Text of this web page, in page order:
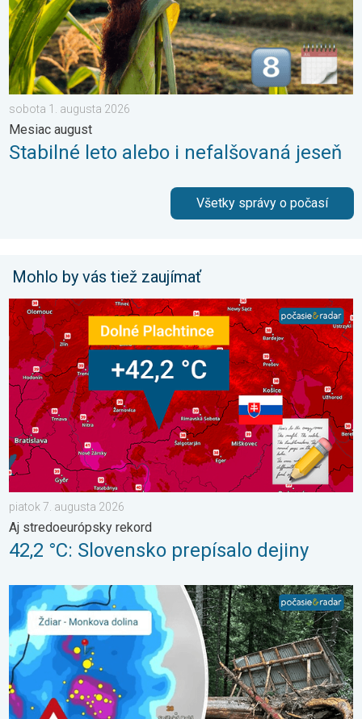
sobota 1. augusta 2026
Mesiac august
Stabilné leto alebo i nefalšovaná jeseň
Všetky správy o počasí
Mohlo by vás tiež zaujímať
42,2 °C: Slovensko prepísalo dejiny. Aj stredoeurópsky
piatok 7. augusta 2026
Aj stredoeurópsky rekord
42,2 °C: Slovensko prepísalo dejiny
2 roky od smrteľného zosuvu v Tatrách. Stopy sú stále